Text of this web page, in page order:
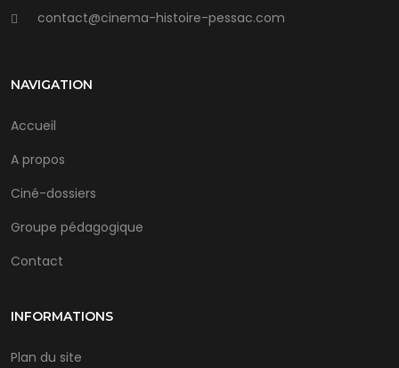
contact@cinema-histoire-pessac.com
NAVIGATION
Accueil
A propos
Ciné-dossiers
Groupe pédagogique
Contact
INFORMATIONS
Plan du site